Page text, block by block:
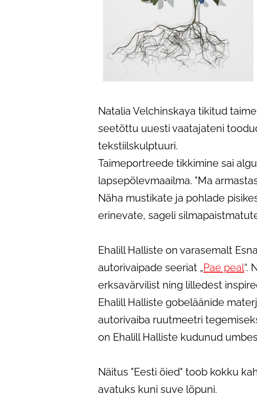
Natalia Velchinskaya tikitud
seetõttu uuesti vaatajateni
tekstiilskulptuuri.
Taimeportreede tikkimine sai
lapsepõlevmaailma. "Ma
Näha mustikate ja pohlade
erinevate, sageli
Ehalill Halliste on varasemalt
autorivaipade seeriat „Pae peal“.
erksavärvilist ning lilledest
Ehalill Halliste gobeläänide
autorivaiba ruutmeetri
on Ehalill Halliste kudunud
Näitus "Eesti õied" toob kokku
avatuks kuni suve lõpuni.